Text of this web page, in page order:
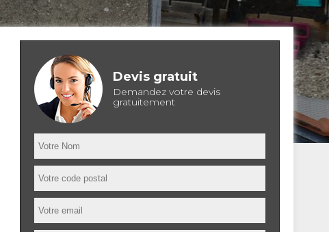
Devis gratuit
Demandez votre devis
gratuitement